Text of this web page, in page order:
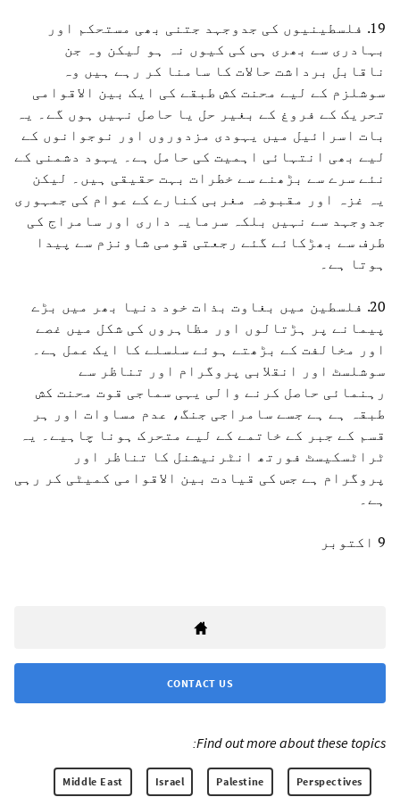
19. فلسطینیوں کی جدوجہد جتنی بھی مستحکم اور
بہادری سے بھری ہی کی کیوں نہ ہو لیکن وہ جن
ناقابل برداشت حالات کا سامنا کر رہے ہیں وہ
سوشلزم کے لیے محنت کش طبقے کی ایک بین الاقوامی
تحریک کے فروغ کے بغیر حل یا حاصل نہیں ہوں گے۔ یہ
بات اسرائیل میں یہودی مزدوروں اور نوجوانوں کے
لیے بھی انتہائی اہمیت کی حامل ہے۔ یہود دشمنی کے
نئے سرے سے بڑھنے سے خطرات بہت حقیقی ہیں۔ لیکن
یہ غزہ اور مقبوضہ مغربی کنارے کے عوام کی جمہوری
جدوجہد سے نہیں بلکہ سرمایہ داری اور سامراج کی
طرف سے بھڑکائے گئے رجعتی قومی شاونزم سے پیدا
ہوتا ہے۔
20. فلسطین میں بغاوت بذات خود دنیا بھر میں بڑے
پیمانے پر ہڑتالوں اور مظاہروں کی شکل میں غصے
اور مخالفت کے بڑھتے ہوئے سلسلے کا ایک عمل ہے۔
سوشلسٹ اور انقلابی پروگرام اور تناظر سے
رہنمائی حاصل کرنے والی یہی سماجی قوت محنت کش
طبقہ ہے ہے جسے سامراجی جنگ، عدم مساوات اور ہر
قسم کے جبر کے خاتمے کے لیے متحرک ہونا چاہیے۔ یہ
ٹراٹسکیسٹ فورتھ انٹرنیشنل کا تناظر اور
پروگرام ہے جس کی قیادت بین الاقوامی کمیٹی کر رہی
ہے۔
9 اکتوبر
CONTACT US
Find out more about these topics:
Perspectives
Palestine
Israel
Middle East